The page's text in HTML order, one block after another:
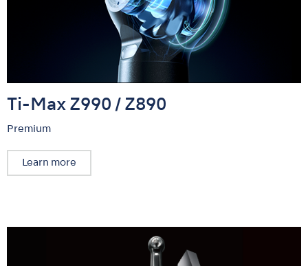
Ti-Max Z990 / Z890
Premium
Learn more